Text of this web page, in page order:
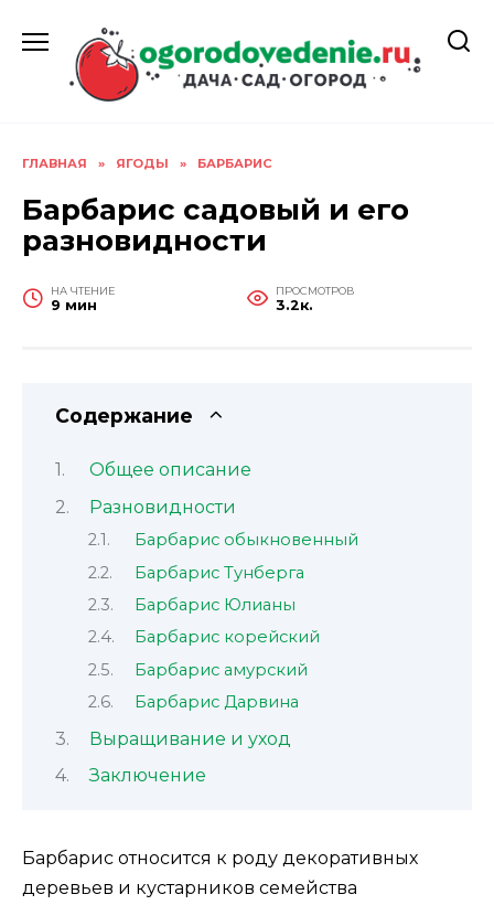
содержанию
ГЛАВНАЯ » ЯГОДЫ » БАРБАРИС
Барбарис садовый и его
разновидности
НА ЧТЕНИЕ
9 мин
ПРОСМОТРОВ
3.2к.
Содержание
Общее описание
Разновидности
Барбарис обыкновенный
Барбарис Тунберга
Барбарис Юлианы
Барбарис корейский
Барбарис амурский
Барбарис Дарвина
Выращивание и уход
Заключение
Барбарис относится к роду декоративных
деревьев и кустарников семейства